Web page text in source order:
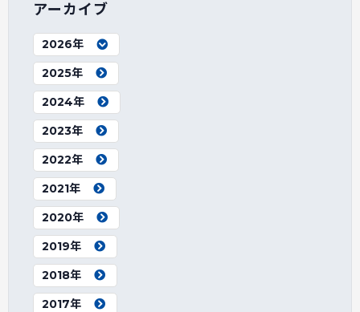
アーカイブ
2026年
2025年
2024年
2023年
2022年
2021年
2020年
2019年
2018年
2017年